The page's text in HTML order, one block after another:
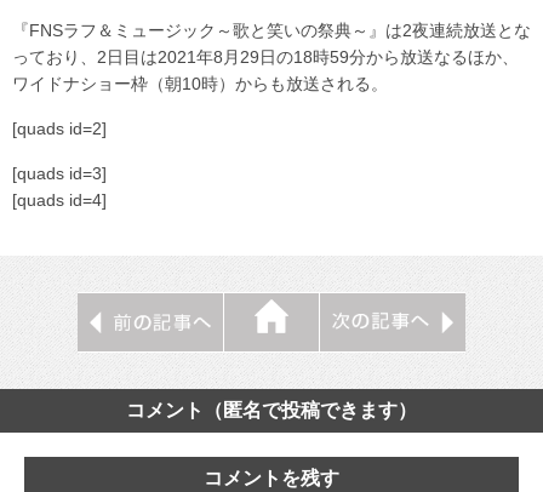
『FNSラフ＆ミュージック～歌と笑いの祭典～』は2夜連続放送とな
っており、2日目は2021年8月29日の18時59分から放送なるほか、
ワイドナショー枠（朝10時）からも放送される。
[quads id=2]
[quads id=3]
[quads id=4]
コメント（匿名で投稿できます）
コメントを残す